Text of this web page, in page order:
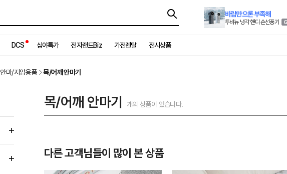
바람만으론 부족해
투비뉴 냉각 핸디 손선풍기
DCS 심야특가 전자랜드Biz 가전렌탈 전시상품
안마/지압용품 목/어깨 안마기
목/어깨 안마기 개의 상품이 있습니다.
다른 고객님들이 많이 본 상품